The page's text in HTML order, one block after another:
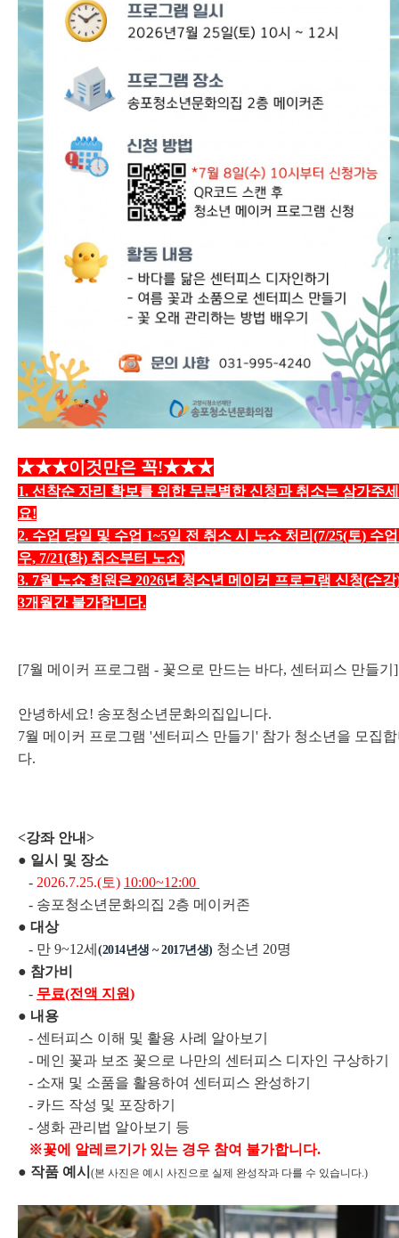
★★★이것만은 꼭!★★★
1. 선착순 자리 확보를 위한 무분별한 신청과 취소는 삼가주세
요!
2. 수업 당일 및 수업 1~5일 전 취소 시 노쇼 처리 (7/25(토) 수
우, 7/21(화) 취소부터 노쇼)
3. 7월 노쇼 회원은 2026년 청소년 메이커 프로그램 신청(수
3개월간 불가합니다.
[7월 메이커 프로그램 - 꽃으로 만드는 바다, 센터피스 만들기]
안녕하세요! 송포청소년문화의집입니다.
7월 메이커 프로그램 '센터피스 만들기' 참가 청소년을 모집
다.
<강좌 안내>
● 일시 및 장소
- 2026.7.25.(토) 10:00~12:00
- 송포청소년문화의집 2층 메이커존
● 대상
- 만 9~12세 (2014년생 ~ 2017년생) 청소년 20명
● 참가비
- 무료(전액 지원)
● 내용
- 센터피스 이해 및 활용 사례 알아보기
- 메인 꽃과 보조 꽃으로 나만의 센터피스 디자인 구상하기
- 소재 및 소품을 활용하여 센터피스 완성하기
- 카드 작성 및 포장하기
- 생화 관리법 알아보기 등
※꽃에 알레르기가 있는 경우 참여 불가합니다.
● 작품 예시 (본 사진은 예시 사진으로 실제 완성작과 다를 수 있습니다.)